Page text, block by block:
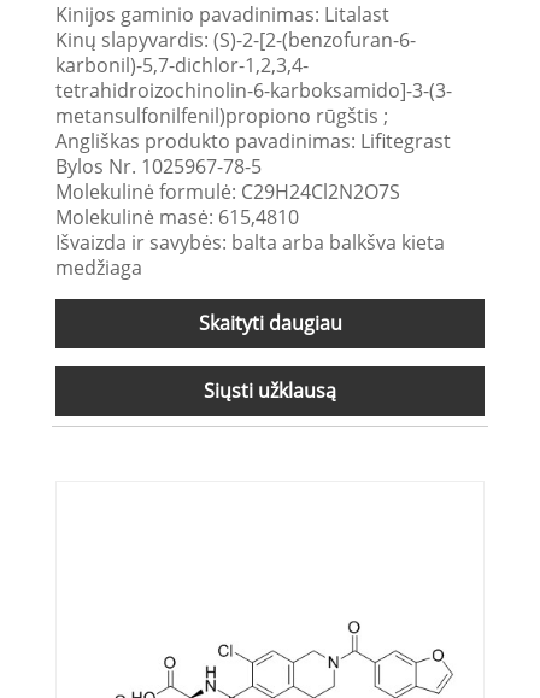
Kinijos gaminio pavadinimas: Litalast
Kinų slapyvardis: (S)-2-[2-(benzofuran-6-
karbonil)-5,7-dichlor-1,2,3,4-
tetrahidroizochinolin-6-karboksamido]-3-(3-
metansulfonilfenil)propiono rūgštis ;
Angliškas produkto pavadinimas: Lifitegrast
Bylos Nr. 1025967-78-5
Molekulinė formulė: C29H24Cl2N2O7S
Molekulinė masė: 615,4810
Išvaizda ir savybės: balta arba balkšva kieta
medžiaga
Skaityti daugiau
Siųsti užklausą